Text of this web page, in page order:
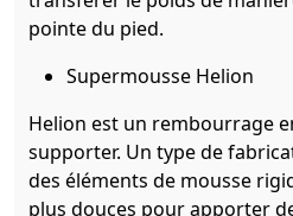
pointe du pied.
Supermousse Helion
Helion est un rembourrage
supporter. Un type de
des éléments de mousse
plus douces pour apporter